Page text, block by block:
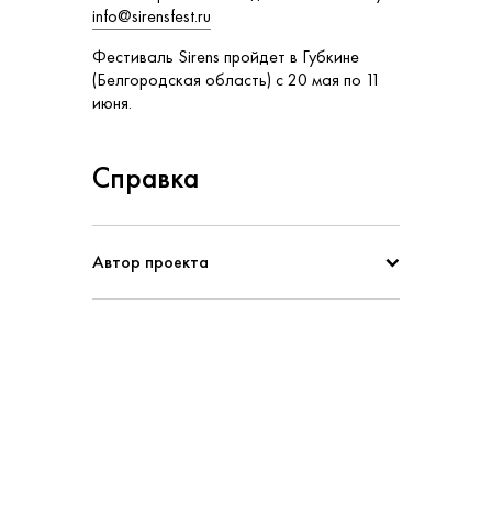
info@sirensfest.ru
Фестиваль Sirens пройдет в Губкине
(Белгородская область) с 20 мая по 11
июня.
Справка
Автор проекта